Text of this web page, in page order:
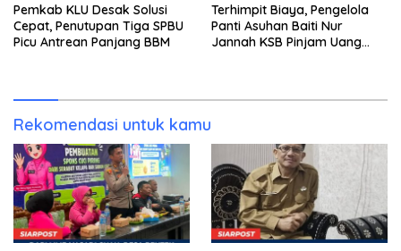
Pemkab KLU Desak Solusi
Cepat, Penutupan Tiga SPBU
Picu Antrean Panjang BBM
Terhimpit Biaya, Pengelola
Panti Asuhan Baiti Nur
Jannah KSB Pinjam Uang
Rekomendasi untuk kamu